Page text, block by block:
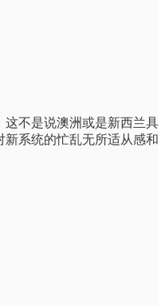
不是说澳洲或是新西兰具
系统的忙乱无所适从感和